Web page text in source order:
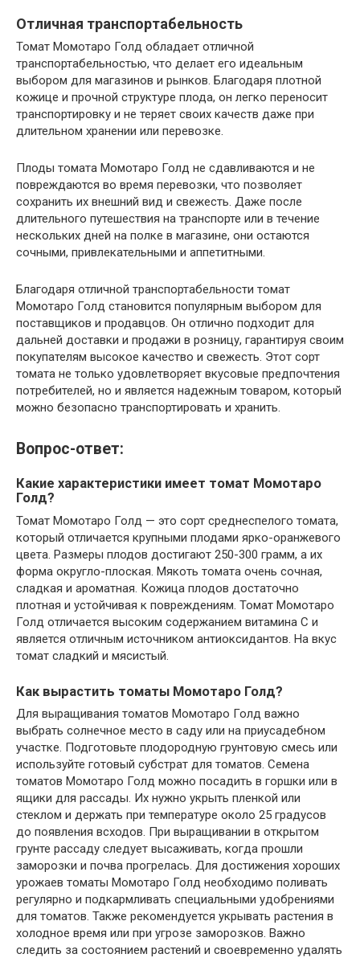
Отличная транспортабельность
Томат Момотаро Голд обладает отличной
транспортабельностью, что делает его идеальным
выбором для магазинов и рынков. Благодаря плотной
кожице и прочной структуре плода, он легко переносит
транспортировку и не теряет своих качеств даже при
длительном хранении или перевозке.
Плоды томата Момотаро Голд не сдавливаются и не
повреждаются во время перевозки, что позволяет
сохранить их внешний вид и свежесть. Даже после
длительного путешествия на транспорте или в течение
нескольких дней на полке в магазине, они остаются
сочными, привлекательными и аппетитными.
Благодаря отличной транспортабельности томат
Момотаро Голд становится популярным выбором для
поставщиков и продавцов. Он отлично подходит для
дальней доставки и продажи в розницу, гарантируя своим
покупателям высокое качество и свежесть. Этот сорт
томата не только удовлетворяет вкусовые предпочтения
потребителей, но и является надежным товаром, который
можно безопасно транспортировать и хранить.
Вопрос-ответ:
Какие характеристики имеет томат Момотаро
Голд?
Томат Момотаро Голд — это сорт среднеспелого томата,
который отличается крупными плодами ярко-оранжевого
цвета. Размеры плодов достигают 250-300 грамм, а их
форма округло-плоская. Мякоть томата очень сочная,
сладкая и ароматная. Кожица плодов достаточно
плотная и устойчивая к повреждениям. Томат Момотаро
Голд отличается высоким содержанием витамина С и
является отличным источником антиоксидантов. На вкус
томат сладкий и мясистый.
Как вырастить томаты Момотаро Голд?
Для выращивания томатов Момотаро Голд важно
выбрать солнечное место в саду или на приусадебном
участке. Подготовьте плодородную грунтовую смесь или
используйте готовый субстрат для томатов. Семена
томатов Момотаро Голд можно посадить в горшки или в
ящики для рассады. Их нужно укрыть пленкой или
стеклом и держать при температуре около 25 градусов
до появления всходов. При выращивании в открытом
грунте рассаду следует высаживать, когда прошли
заморозки и почва прогрелась. Для достижения хороших
урожаев томаты Момотаро Голд необходимо поливать
регулярно и подкармливать специальными удобрениями
для томатов. Также рекомендуется укрывать растения в
холодное время или при угрозе заморозков. Важно
следить за состоянием растений и своевременно удалять